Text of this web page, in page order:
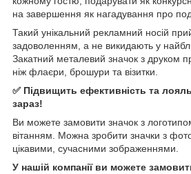
на завершення як нагадування про
Такий унікальний рекламний носій
задоволенням, а не викидають у
Закатний металевий значок з друком
ніж флаєри, брошури та візитки.
✅ Підвищить ефективність та
зараз!
Ви можете замовити значок з
вітанням. Можна зробити значки з
цікавими, сучасними зображеннями.
У нашій компанії ви можете